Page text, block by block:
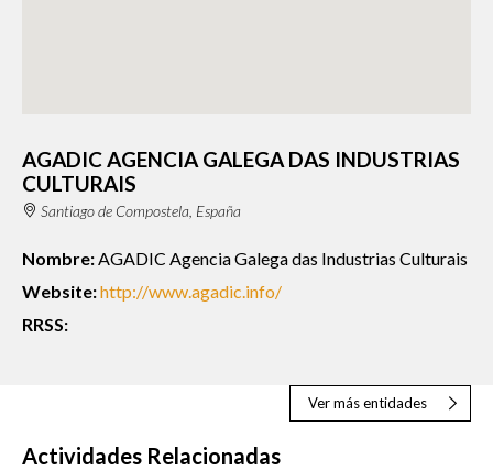
AGADIC AGENCIA GALEGA DAS INDUSTRIAS
CULTURAIS
Santiago de Compostela, España
Nombre: AGADIC Agencia Galega das Industrias Culturais
Website:http://www.agadic.info/
RRSS:
Ver más entidades
Actividades Relacionadas